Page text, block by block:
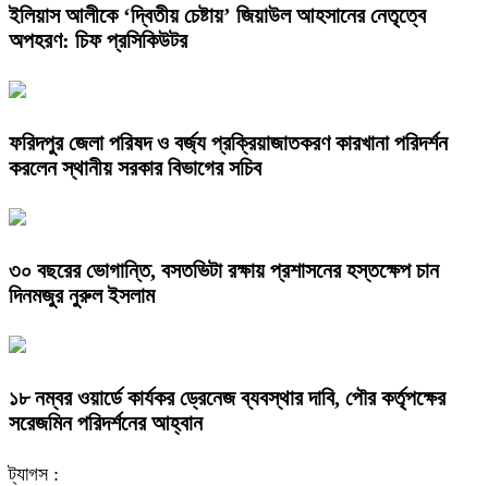
ইলিয়াস আলীকে ‘দ্বিতীয় চেষ্টায়’ জিয়াউল আহসানের নেতৃত্বে
অপহরণ: চিফ প্রসিকিউটর
ফরিদপুর জেলা পরিষদ ও বর্জ্য প্রক্রিয়াজাতকরণ কারখানা পরিদর্শন
করলেন স্থানীয় সরকার বিভাগের সচিব
৩০ বছরের ভোগান্তি, বসতভিটা রক্ষায় প্রশাসনের হস্তক্ষেপ চান
দিনমজুর নুরুল ইসলাম
১৮ নম্বর ওয়ার্ডে কার্যকর ড্রেনেজ ব্যবস্থার দাবি, পৌর কর্তৃপক্ষের
সরেজমিন পরিদর্শনের আহ্বান
ট্যাগস :